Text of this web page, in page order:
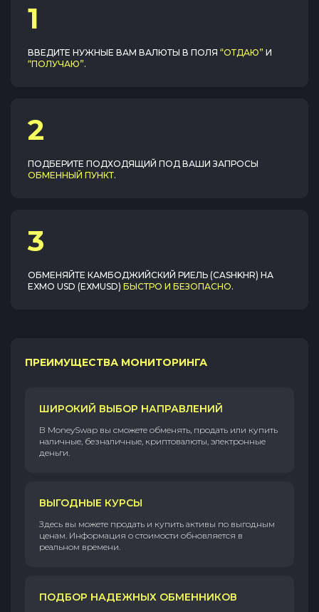
1
ВВЕДИТЕ НУЖНЫЕ ВАМ ВАЛЮТЫ В ПОЛЯ “ОТДАЮ” И
“ПОЛУЧАЮ”.
2
ПОДБЕРИТЕ ПОДХОДЯЩИЙ ПОД ВАШИ ЗАПРОСЫ
ОБМЕННЫЙ ПУНКТ.
3
ОБМЕНЯЙТЕ КАМБОДЖИЙСКИЙ РИЕЛЬ (CASHKHR) НА
EXMO USD (EXMUSD) БЫСТРО И БЕЗОПАСНО.
ПРЕИМУЩЕСТВА МОНИТОРИНГА
ШИРОКИЙ ВЫБОР НАПРАВЛЕНИЙ
В MoneySwap вы сможете обменять, продать или купить
наличные, безналичные, криптовалюты, электронные
деньги.
ВЫГОДНЫЕ КУРСЫ
Здесь вы можете продать и купить активы по выгодным
ценам. Информация о стоимости обновляется в
реальном времени.
ПОДБОР НАДЕЖНЫХ ОБМЕННИКОВ